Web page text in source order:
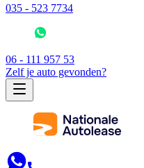
035 - 523 7734
06 - 111 957 53
Zelf je auto gevonden?